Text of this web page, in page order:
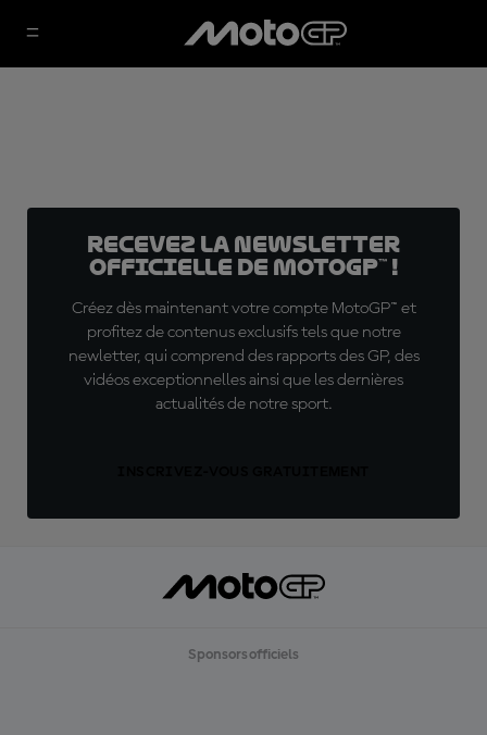
Recevez la Newsletter
officielle de MotoGP™ !
Créez dès maintenant votre compte MotoGP™ et
profitez de contenus exclusifs tels que notre
newletter, qui comprend des rapports des GP, des
vidéos exceptionnelles ainsi que les dernières
actualités de notre sport.
Sponsors officiels